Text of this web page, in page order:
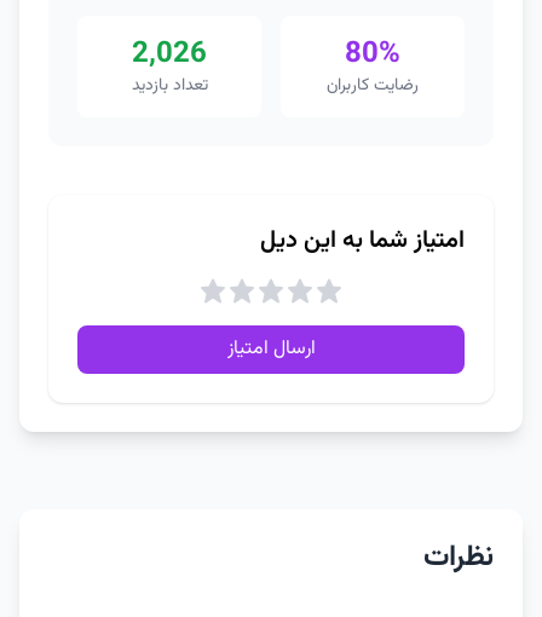
80%
رضایت کاربران
2,026
تعداد بازدید
امتیاز شما به این دیل
ارسال امتیاز
نظرات